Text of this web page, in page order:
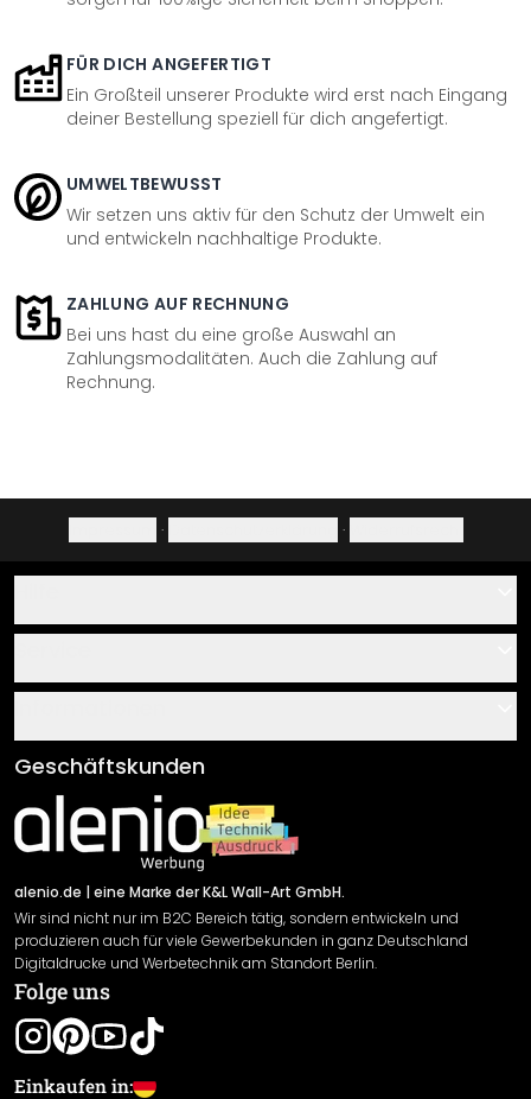
FÜR DICH ANGEFERTIGT
Ein Großteil unserer Produkte wird erst nach Eingang
deiner Bestellung speziell für dich angefertigt.
UMWELTBEWUSST
Wir setzen uns aktiv für den Schutz der Umwelt ein
und entwickeln nachhaltige Produkte.
ZAHLUNG AUF RECHNUNG
Bei uns hast du eine große Auswahl an
Zahlungsmodalitäten. Auch die Zahlung auf
Rechnung.
· ·
Über uns
Klebe- und Montageanleitungen
Newsletter An-/Abmeldung
Sendungsverfolgung
AGB
Impressum
Versand & Zahlung
Rücksendung
Widerrufsrecht
Datenschutzerklärung
Gewährleistung
Leistungserklärung / CE-Zeichen
Cookie Einstellungen
Geschäftskunden
alenio.de | eine Marke der K&L Wall-Art GmbH.
Wir sind nicht nur im B2C Bereich tätig, sondern entwickeln und
produzieren auch für viele Gewerbekunden in ganz Deutschland
Digitaldrucke und Werbetechnik am Standort Berlin.
Folge uns
Einkaufen in: